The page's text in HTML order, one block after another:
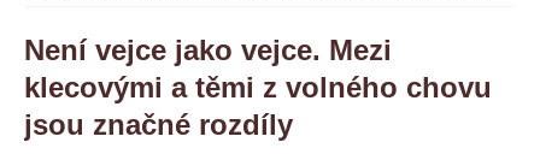
Není vejce jako vejce. Mezi
klecovými a těmi z volného chovu
jsou značné rozdíly